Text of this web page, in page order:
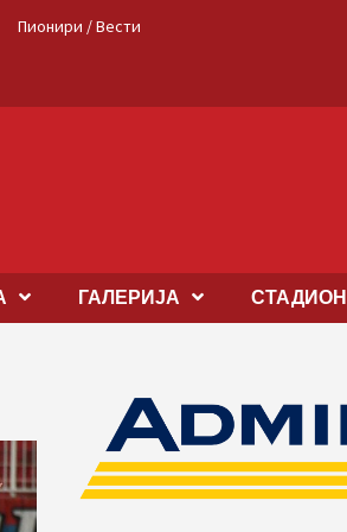
Пионири / Вести
ГАЛЕРИЈА СТАДИОН